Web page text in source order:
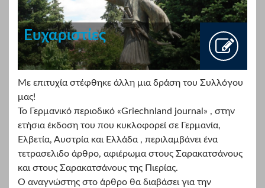
Ευχαριστίες
Με επιτυχία στέφθηκε άλλη μια δράση του Συλλόγου
μας!
Το Γερμανικό περιοδικό «Griechnland journal» , στην
ετήσια έκδοση του που κυκλοφορεί σε Γερμανία,
Ελβετία, Αυστρία και Ελλάδα , περιλαμβάνει ένα
τετρασελιδο άρθρο, αφιέρωμα στους Σαρακατσάνους
και στους Σαρακατσάνους της Πιερίας.
Ο αναγνώστης στο άρθρο θα διαβάσει για την